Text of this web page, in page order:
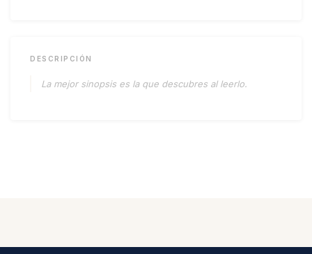
DESCRIPCIÓN
La mejor sinopsis es la que descubres al leerlo.